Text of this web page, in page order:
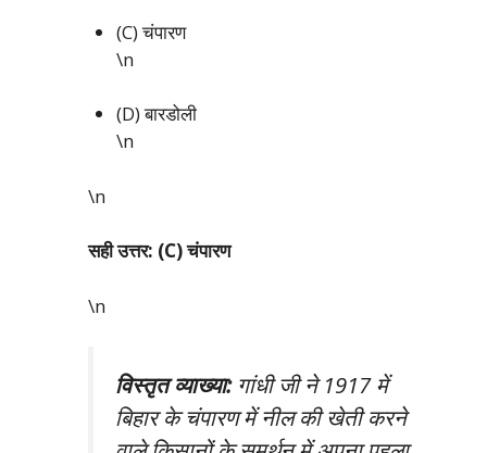
(C) चंपारण
\n
(D) बारडोली
\n
\n
सही उत्तर: (C) चंपारण
\n
विस्तृत व्याख्या:गांधी जी ने 1917 में
बिहार के चंपारण में नील की खेती करने